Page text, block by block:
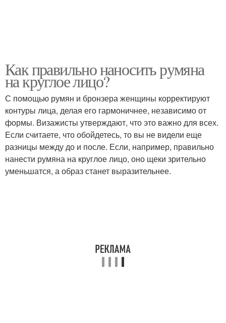
Как правильно наносить румяна
на круглое лицо?
С помощью румян и бронзера женщины корректируют
контуры лица, делая его гармоничнее, независимо от
формы. Визажисты утверждают, что это важно для всех.
Если считаете, что обойдетесь, то вы не видели еще
разницы между до и после. Если, например, правильно
нанести румяна на круглое лицо, оно щеки зрительно
уменьшатся, а образ станет выразительнее.